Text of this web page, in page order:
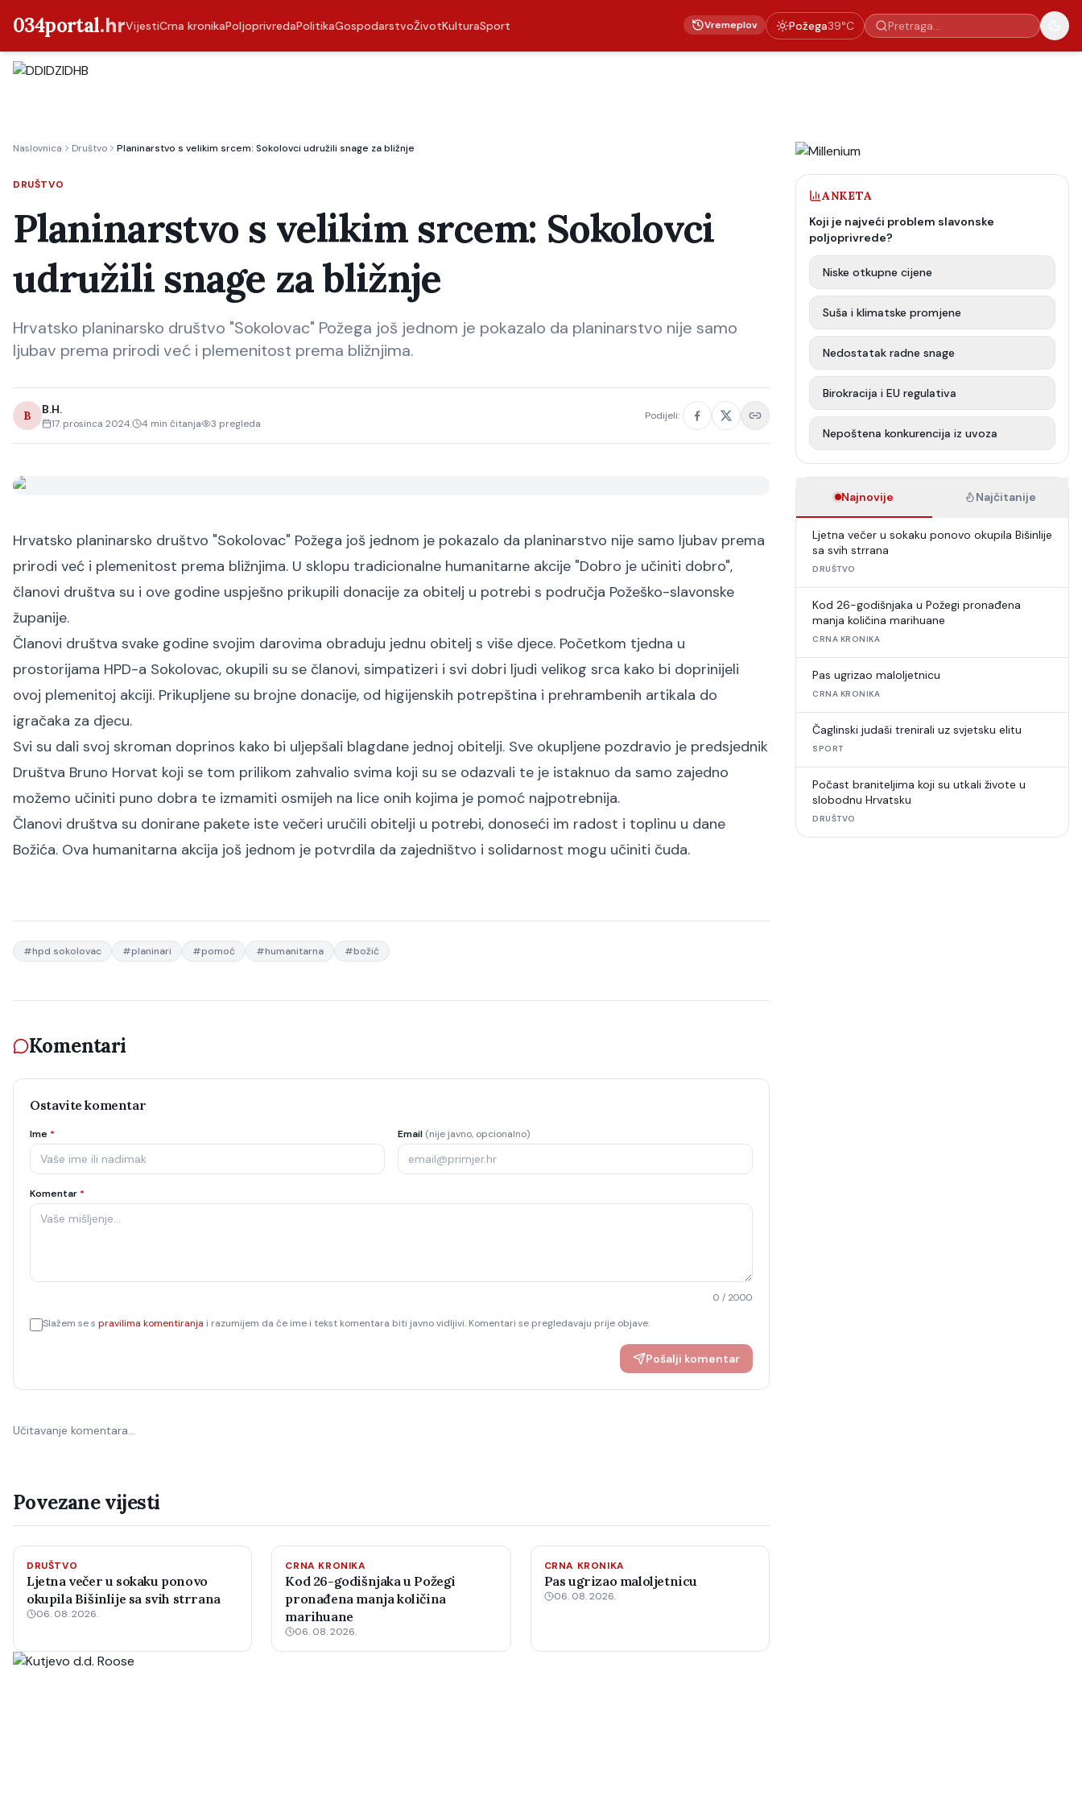
034portal.hrVijestiCrna kronikaPoljoprivredaPolitikaGospodarstvoŽivotKulturaSport Vremeplov Požega39°C
Naslovnica Društvo Planinarstvo s velikim srcem: Sokolovci udružili snage za bližnje
DRUŠTVO
Planinarstvo s velikim srcem: Sokolovci
udružili snage za bližnje
Hrvatsko planinarsko društvo "Sokolovac" Požega još jednom je pokazalo da planinarstvo nije samo
ljubav prema prirodi već i plemenitost prema bližnjima.
B B.H.
17. prosinca 2024. 4 min čitanja 3 pregleda
Podijeli:
Hrvatsko planinarsko društvo "Sokolovac" Požega još jednom je pokazalo da planinarstvo nije samo ljubav prema
prirodi već i plemenitost prema bližnjima. U sklopu tradicionalne humanitarne akcije "Dobro je učiniti dobro",
članovi društva su i ove godine uspješno prikupili donacije za obitelj u potrebi s područja Požeško-slavonske
županije.
Članovi društva svake godine svojim darovima obraduju jednu obitelj s više djece. Početkom tjedna u
prostorijama HPD-a Sokolovac, okupili su se članovi, simpatizeri i svi dobri ljudi velikog srca kako bi doprinijeli
ovoj plemenitoj akciji. Prikupljene su brojne donacije, od higijenskih potrepština i prehrambenih artikala do
igračaka za djecu.
Svi su dali svoj skroman doprinos kako bi uljepšali blagdane jednoj obitelji. Sve okupljene pozdravio je predsjednik
Društva Bruno Horvat koji se tom prilikom zahvalio svima koji su se odazvali te je istaknuo da samo zajedno
možemo učiniti puno dobra te izmamiti osmijeh na lice onih kojima je pomoć najpotrebnija.
Članovi društva su donirane pakete iste večeri uručili obitelji u potrebi, donoseći im radost i toplinu u dane
Božića. Ova humanitarna akcija još jednom je potvrdila da zajedništvo i solidarnost mogu učiniti čuda.
#hpd sokolovac #planinari #pomoć #humanitarna #božić
Komentari
Ostavite komentar
Ime * Email (nije javno, opcionalno)
Komentar *
0 / 2000
Slažem se s pravilima komentiranja i razumijem da će ime i tekst komentara biti javno vidljivi. Komentari se pregledavaju prije objave.
Pošalji komentar
Učitavanje komentara…
Povezane vijesti
DRUŠTVO
Ljetna večer u sokaku ponovo
okupila Bišinlije sa svih strrana
06. 08. 2026.
CRNA KRONIKA
Kod 26-godišnjaka u Požegi
pronađena manja količina
marihuane
06. 08. 2026.
CRNA KRONIKA
Pas ugrizao maloljetnicu
06. 08. 2026.
ANKETA
Koji je najveći problem slavonske
poljoprivrede?
Niske otkupne cijene
Suša i klimatske promjene
Nedostatak radne snage
Birokracija i EU regulativa
Nepoštena konkurencija iz uvoza
Najnovije Najčitanije
Ljetna večer u sokaku ponovo okupila Bišinlije
sa svih strrana
DRUŠTVO
Kod 26-godišnjaka u Požegi pronađena
manja količina marihuane
CRNA KRONIKA
Pas ugrizao maloljetnicu
CRNA KRONIKA
Čaglinski judaši trenirali uz svjetsku elitu
SPORT
Počast braniteljima koji su utkali živote u
slobodnu Hrvatsku
DRUŠTVO